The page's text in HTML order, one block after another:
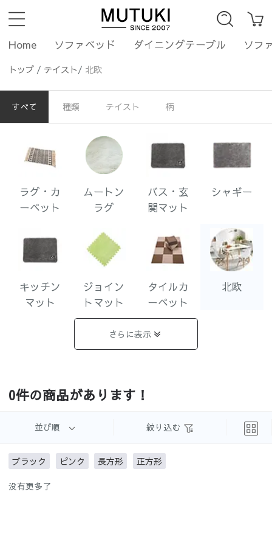
Home ソファベッド ダイニングテーブル ソフ
トップ / テイスト/ 北欧
すべて 種類 テイスト 柄
ラグ・カ
ーペット
ムートン
ラグ
バス・玄
関マット
シャギー
キッチン
マット
ジョイン
トマット
タイルカ
ーペット
北欧
ャ・エス
ル
さらに表示
0件の商品があります！
並び順 絞り込む
ブラック ピンク 長方形 正方形
没有更多了